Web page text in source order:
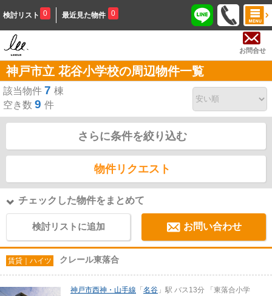
検討リスト 0 最近見た物件 0
お問合せ
神戸市立 花谷小学校の周辺物件一覧
該当物件 7 棟
空き数 9 件
さらに条件を絞り込む
物件リクエスト
チェックした物件をまとめて
検討リストに追加 お問い合わせ
賃貸｜ハイツ クレール東落合
神戸市西神・山手線 「 名谷 」駅 バス13分 「東落合小学